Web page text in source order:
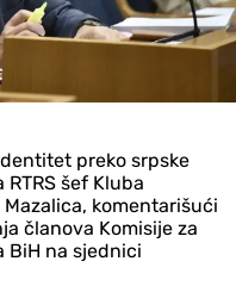
preko srpske
šef Kluba
Mazalica, komentarišući
članova Komisije za
BiH na sjednici